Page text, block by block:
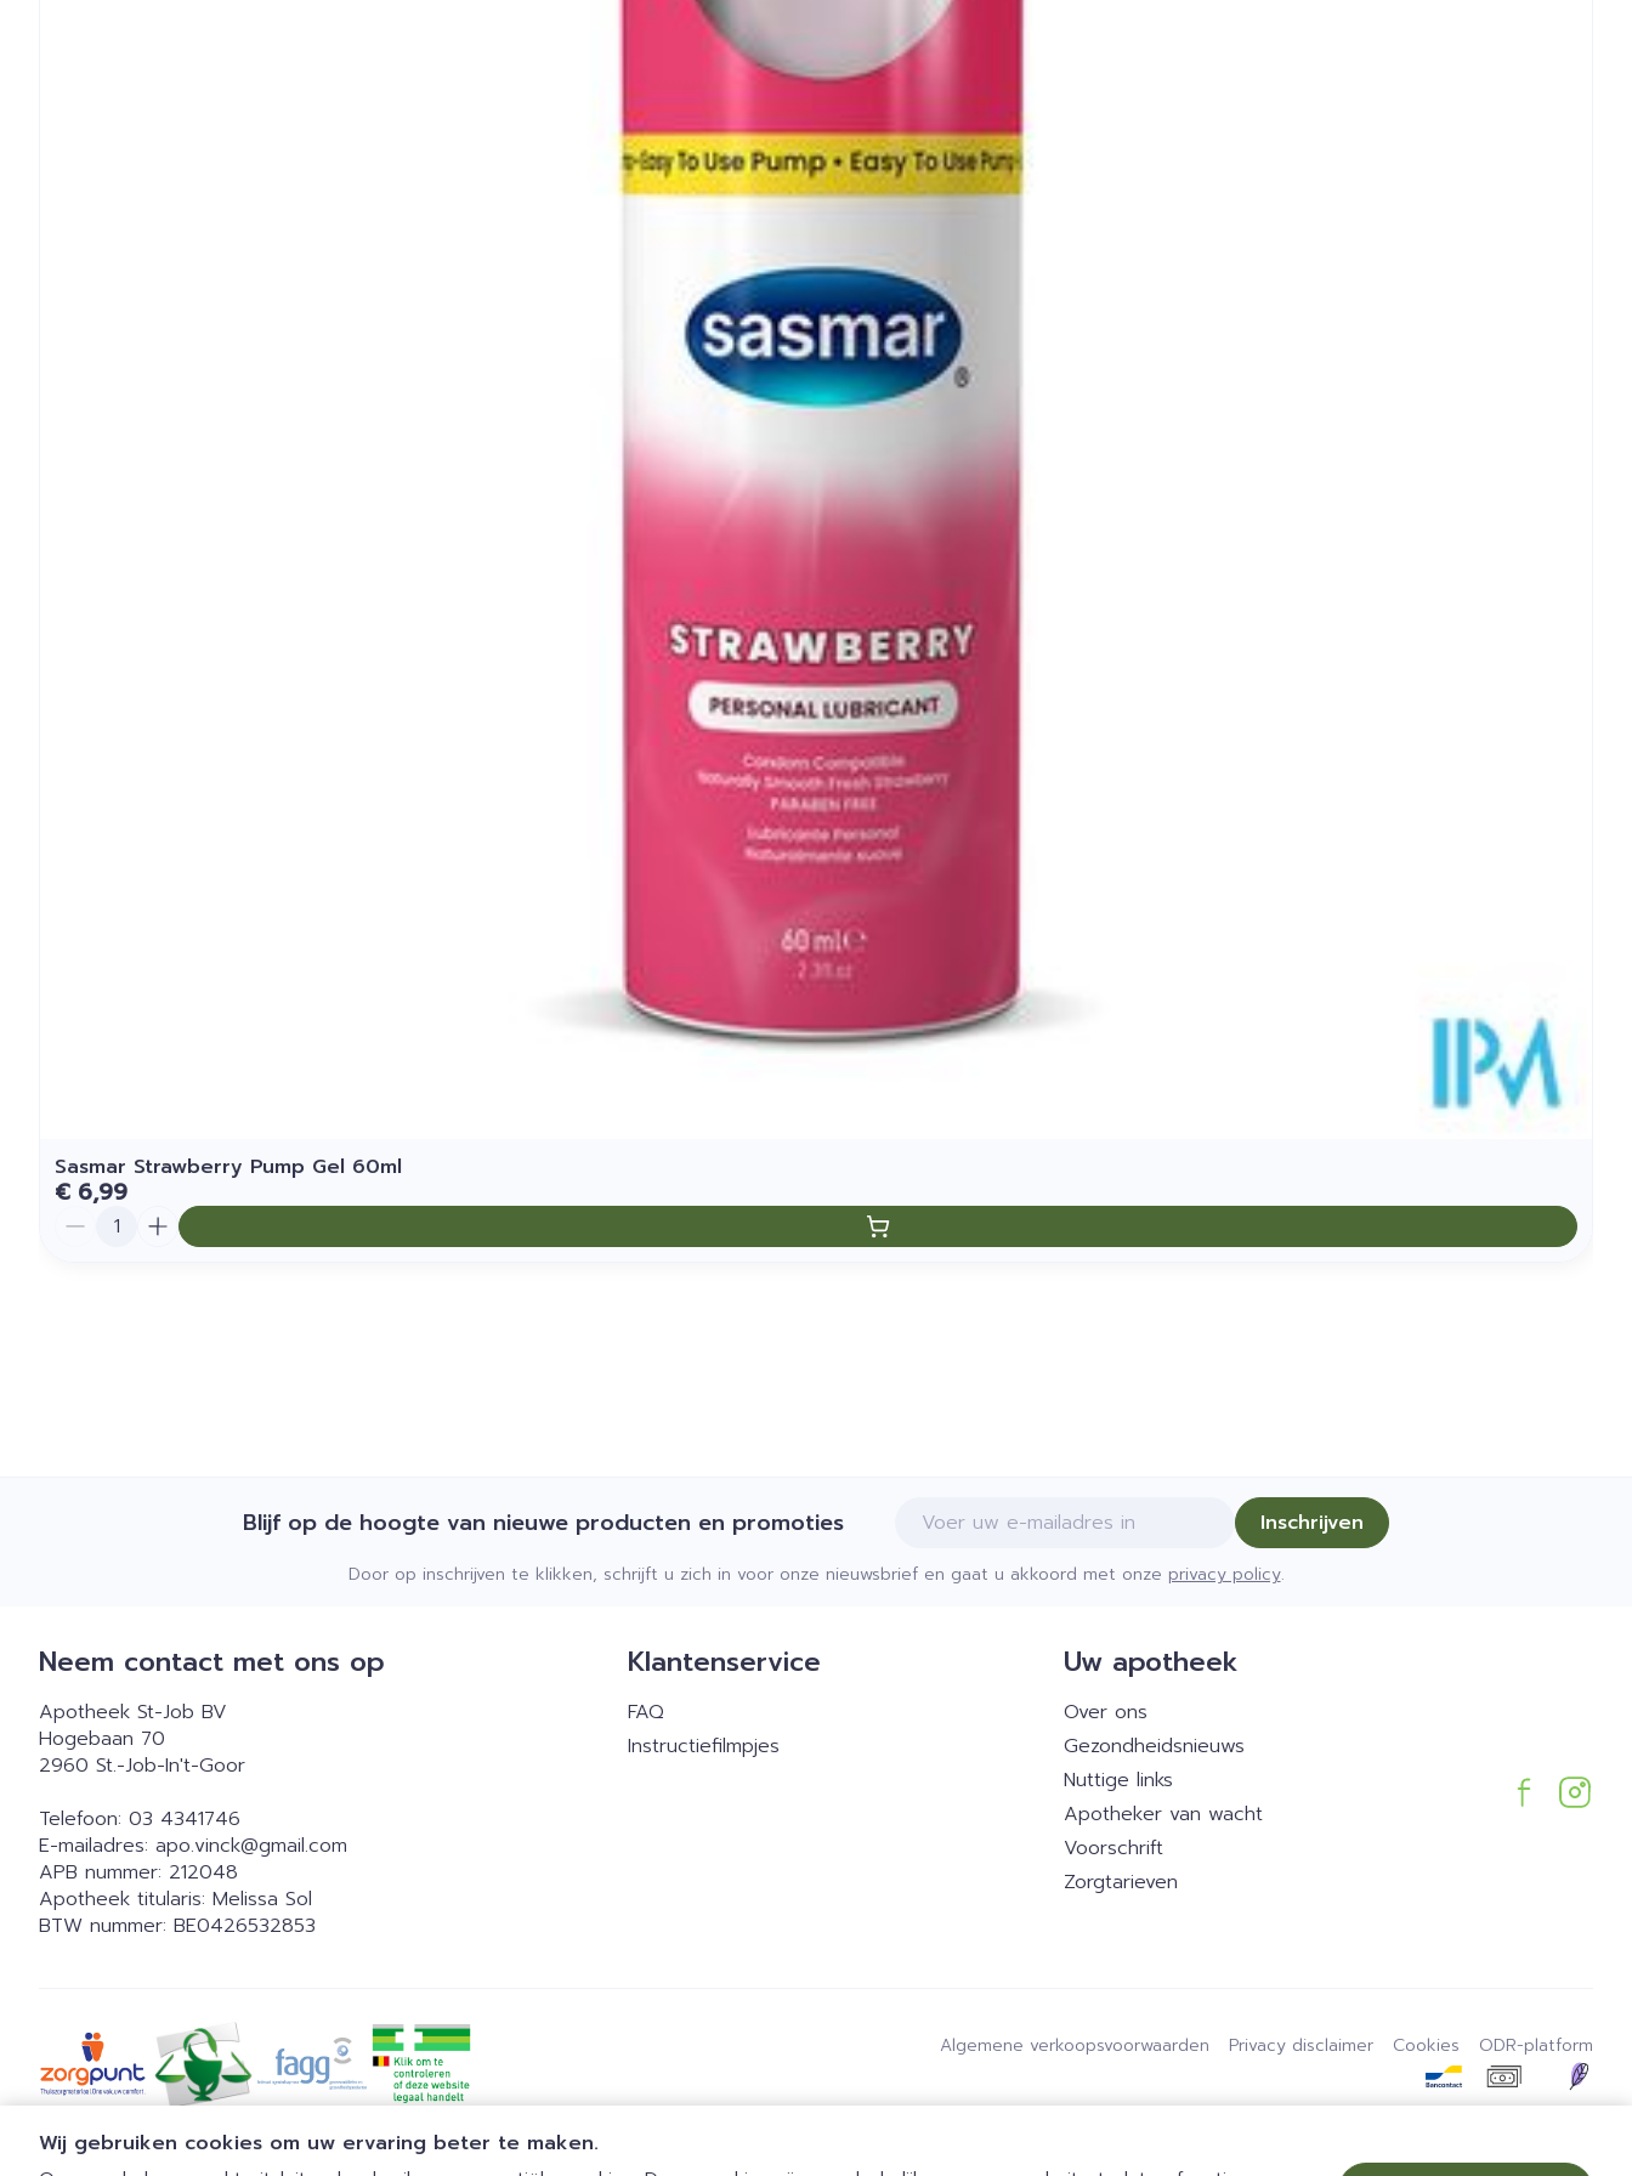
Wij gebruiken cookies om uw ervaring beter te maken.
Sasmar Strawberry Pump Gel 60ml
€ 6,99
Aantal
Blijf op de hoogte van nieuwe producten en promoties Inschrijven
Door op inschrijven te klikken, schrijft u zich in voor onze nieuwsbrief en gaat u akkoord met onze privacy policy.
Neem contact met ons op
Apotheek St-Job BV
Hogebaan 70
2960 St.-Job-In't-Goor
Telefoon: 03 4341746
E-mailadres: apo.vinck@gmail.com
APB nummer: 212048
Apotheek titularis: Melissa Sol
BTW nummer: BE0426532853
Klantenservice
FAQ
Instructiefilmpjes
Uw apotheek
Over ons
Gezondheidsnieuws
Nuttige links
Apotheker van wacht
Voorschrift
Zorgtarieven
Algemene verkoopsvoorwaarden Privacy disclaimer Cookies ODR-platform